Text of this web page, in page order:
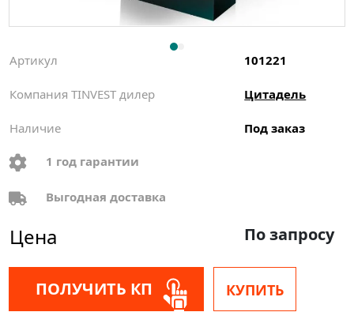
Артикул 101221
Компания TINVEST дилер Цитадель
Наличие Под заказ
1 год гарантии
Выгодная доставка
Цена По запросу
ПОЛУЧИТЬ КП КУПИТЬ